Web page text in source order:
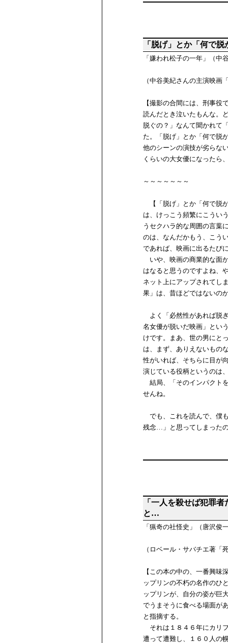
「脱げ」とか「何で
「嫌われ松子の一年」（中
（中谷美紀さんの主演映画
【撮影の合間には、刑事
読んだとき泣いたもんな。
脱ぐの？」なんて聞かれて
た。「脱げ」とか「何で脱
他のシーンの演技が劣らな
くらいの大女優になったら
～～～～～～～
【「脱げ」とか「何で脱
は、けっこう頻繁にこうい
うセクハラ的な周囲の言葉
のは、なんだかもう、こう
であれば、映画に出るたび
いや、映画の商業的な面
はなると思うのですよね、
ネット上にアップされてし
果」は、昔ほどではないの
よく「必然性があれば脱
名女優が脱いだ映画」とい
けです。まあ、世の男にと
は、まず、ありえないもの
性がいれば、そちらに目が
演じている役柄というのは
結局、「そのインパクト
せんね。
でも、これを読んで、僕
残念…」と思ってしまった
「一人を殺せば犯罪
と…
「猟奇の社怪史」（唐沢俊
（ロベール・サバチエ著「
【この本の中の、一番興
ップリンの不朽の名作のひ
ップリンが、自分の姿が巨
でうまそうに食べる場面が
と指摘する。
それは１８４６年にカリ
遭って遭難し、１６０人の